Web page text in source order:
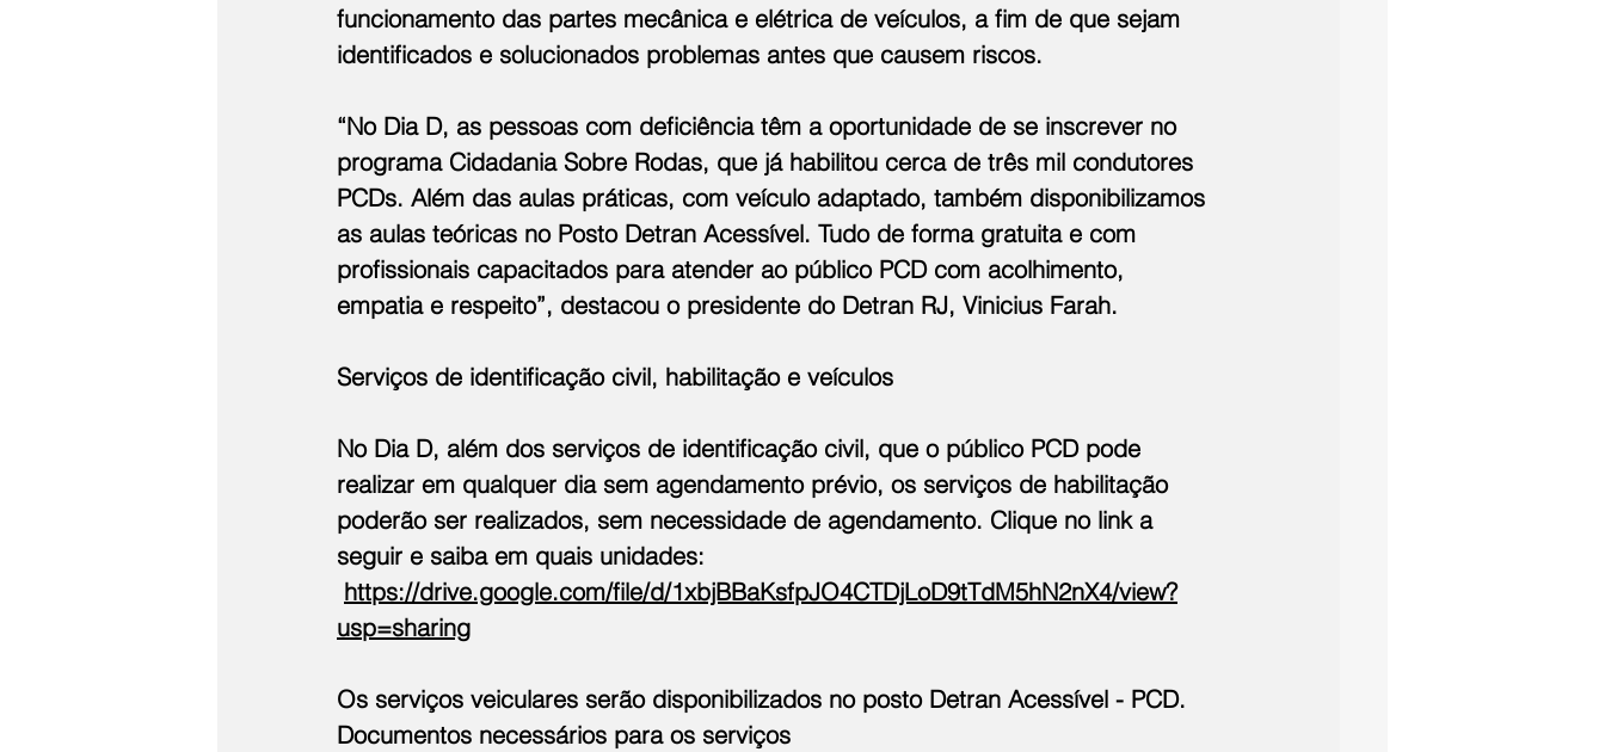
funcionamento das partes mecânica e elétrica de veículos, a fim de que sejam
identificados e solucionados problemas antes que causem riscos.
“No Dia D, as pessoas com deficiência têm a oportunidade de se inscrever no
programa Cidadania Sobre Rodas, que já habilitou cerca de três mil condutores
PCDs. Além das aulas práticas, com veículo adaptado, também disponibilizamos
as aulas teóricas no Posto Detran Acessível. Tudo de forma gratuita e com
profissionais capacitados para atender ao público PCD com acolhimento,
empatia e respeito”, destacou o presidente do Detran RJ, Vinicius Farah.
Serviços de identificação civil, habilitação e veículos
No Dia D, além dos serviços de identificação civil, que o público PCD pode
realizar em qualquer dia sem agendamento prévio, os serviços de habilitação
poderão ser realizados, sem necessidade de agendamento. Clique no link a
seguir e saiba em quais unidades:
https://drive.google.com/file/d/1xbjBBaKsfpJO4CTDjLoD9tTdM5hN2nX4/view?
usp=sharing
Os serviços veiculares serão disponibilizados no posto Detran Acessível - PCD.
Documentos necessários para os serviços